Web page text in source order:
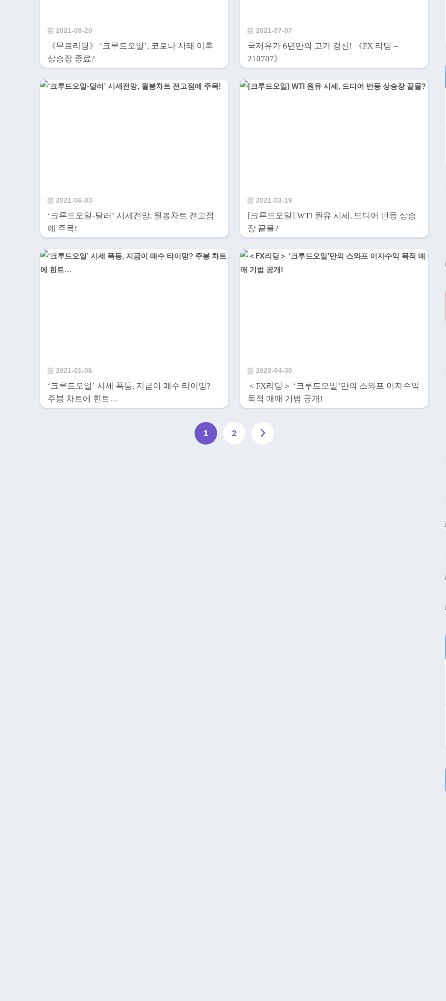
2021-08-20
《무료리딩》 ‘크루드오일’, 코로나 사태 이후
상승장 종료?
2021-07-07
국제유가 6년만의 고가 갱신! 《FX 리딩 –
210707》
2021-06-03
‘크루드오일-달러’ 시세전망, 월봉차트 전고점
에 주목!
2021-03-19
[크루드오일] WTI 원유 시세, 드디어 반등 상승
장 끝물?
2021-01-06
‘크루드오일’ 시세 폭등, 지금이 매수 타이밍?
주봉 차트에 힌트…
2020-04-30
＜FX리딩＞ ‘크루드오일’만의 스와프 이자수익
목적 매매 기법 공개!
1 2